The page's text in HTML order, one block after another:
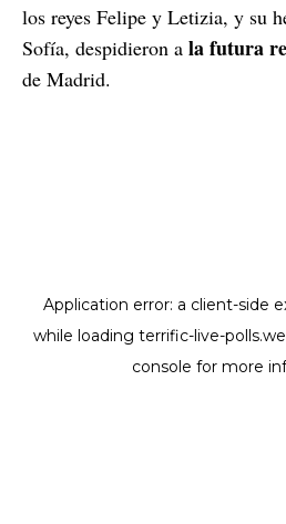
los reyes Felipe y Letizia, y su
Sofía, despidieron a la futura
de Madrid.